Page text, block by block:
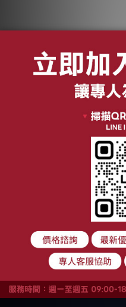
適用 Pinoh品諾 DA-
A1001RW DA-
HEPA抗菌濾心 蜂顆
活性碳 複合式濾網 綠
NT$5,600
關於我們
品牌故事